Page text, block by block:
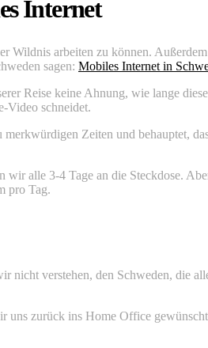
Internet
Wildnis arbeiten zu können.
sagen: Mobiles Internet in
Reise keine Ahnung, wie lange
Video schneidet.
Zeiten und behauptet,
alle 3-4 Tage an die Steckdose.
pro Tag.
verstehen, den Schweden, die
uns zurück ins Home Office